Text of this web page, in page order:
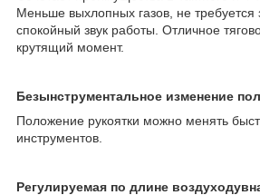
Меньше выхлопных газов, не требуется
спокойный звук работы. Отличное
крутящий момент.
Безынструментальное изменение
Положение рукоятки можно менять
инструментов.
Регулируемая по длине